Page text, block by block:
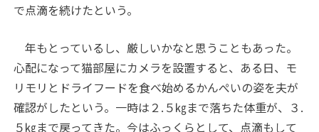
で点滴を続けたという。
年もとっているし、厳しいかなと思うこともあった。
心配になって猫部屋にカメラを設置すると、ある日、モ
リモリとドライフードを食べ始めるかんぺいの姿を夫が
確認がしたという。一時は２.５㎏まで落ちた体重が、３.
５㎏まで戻ってきた。今はふっくらとして、点滴もして